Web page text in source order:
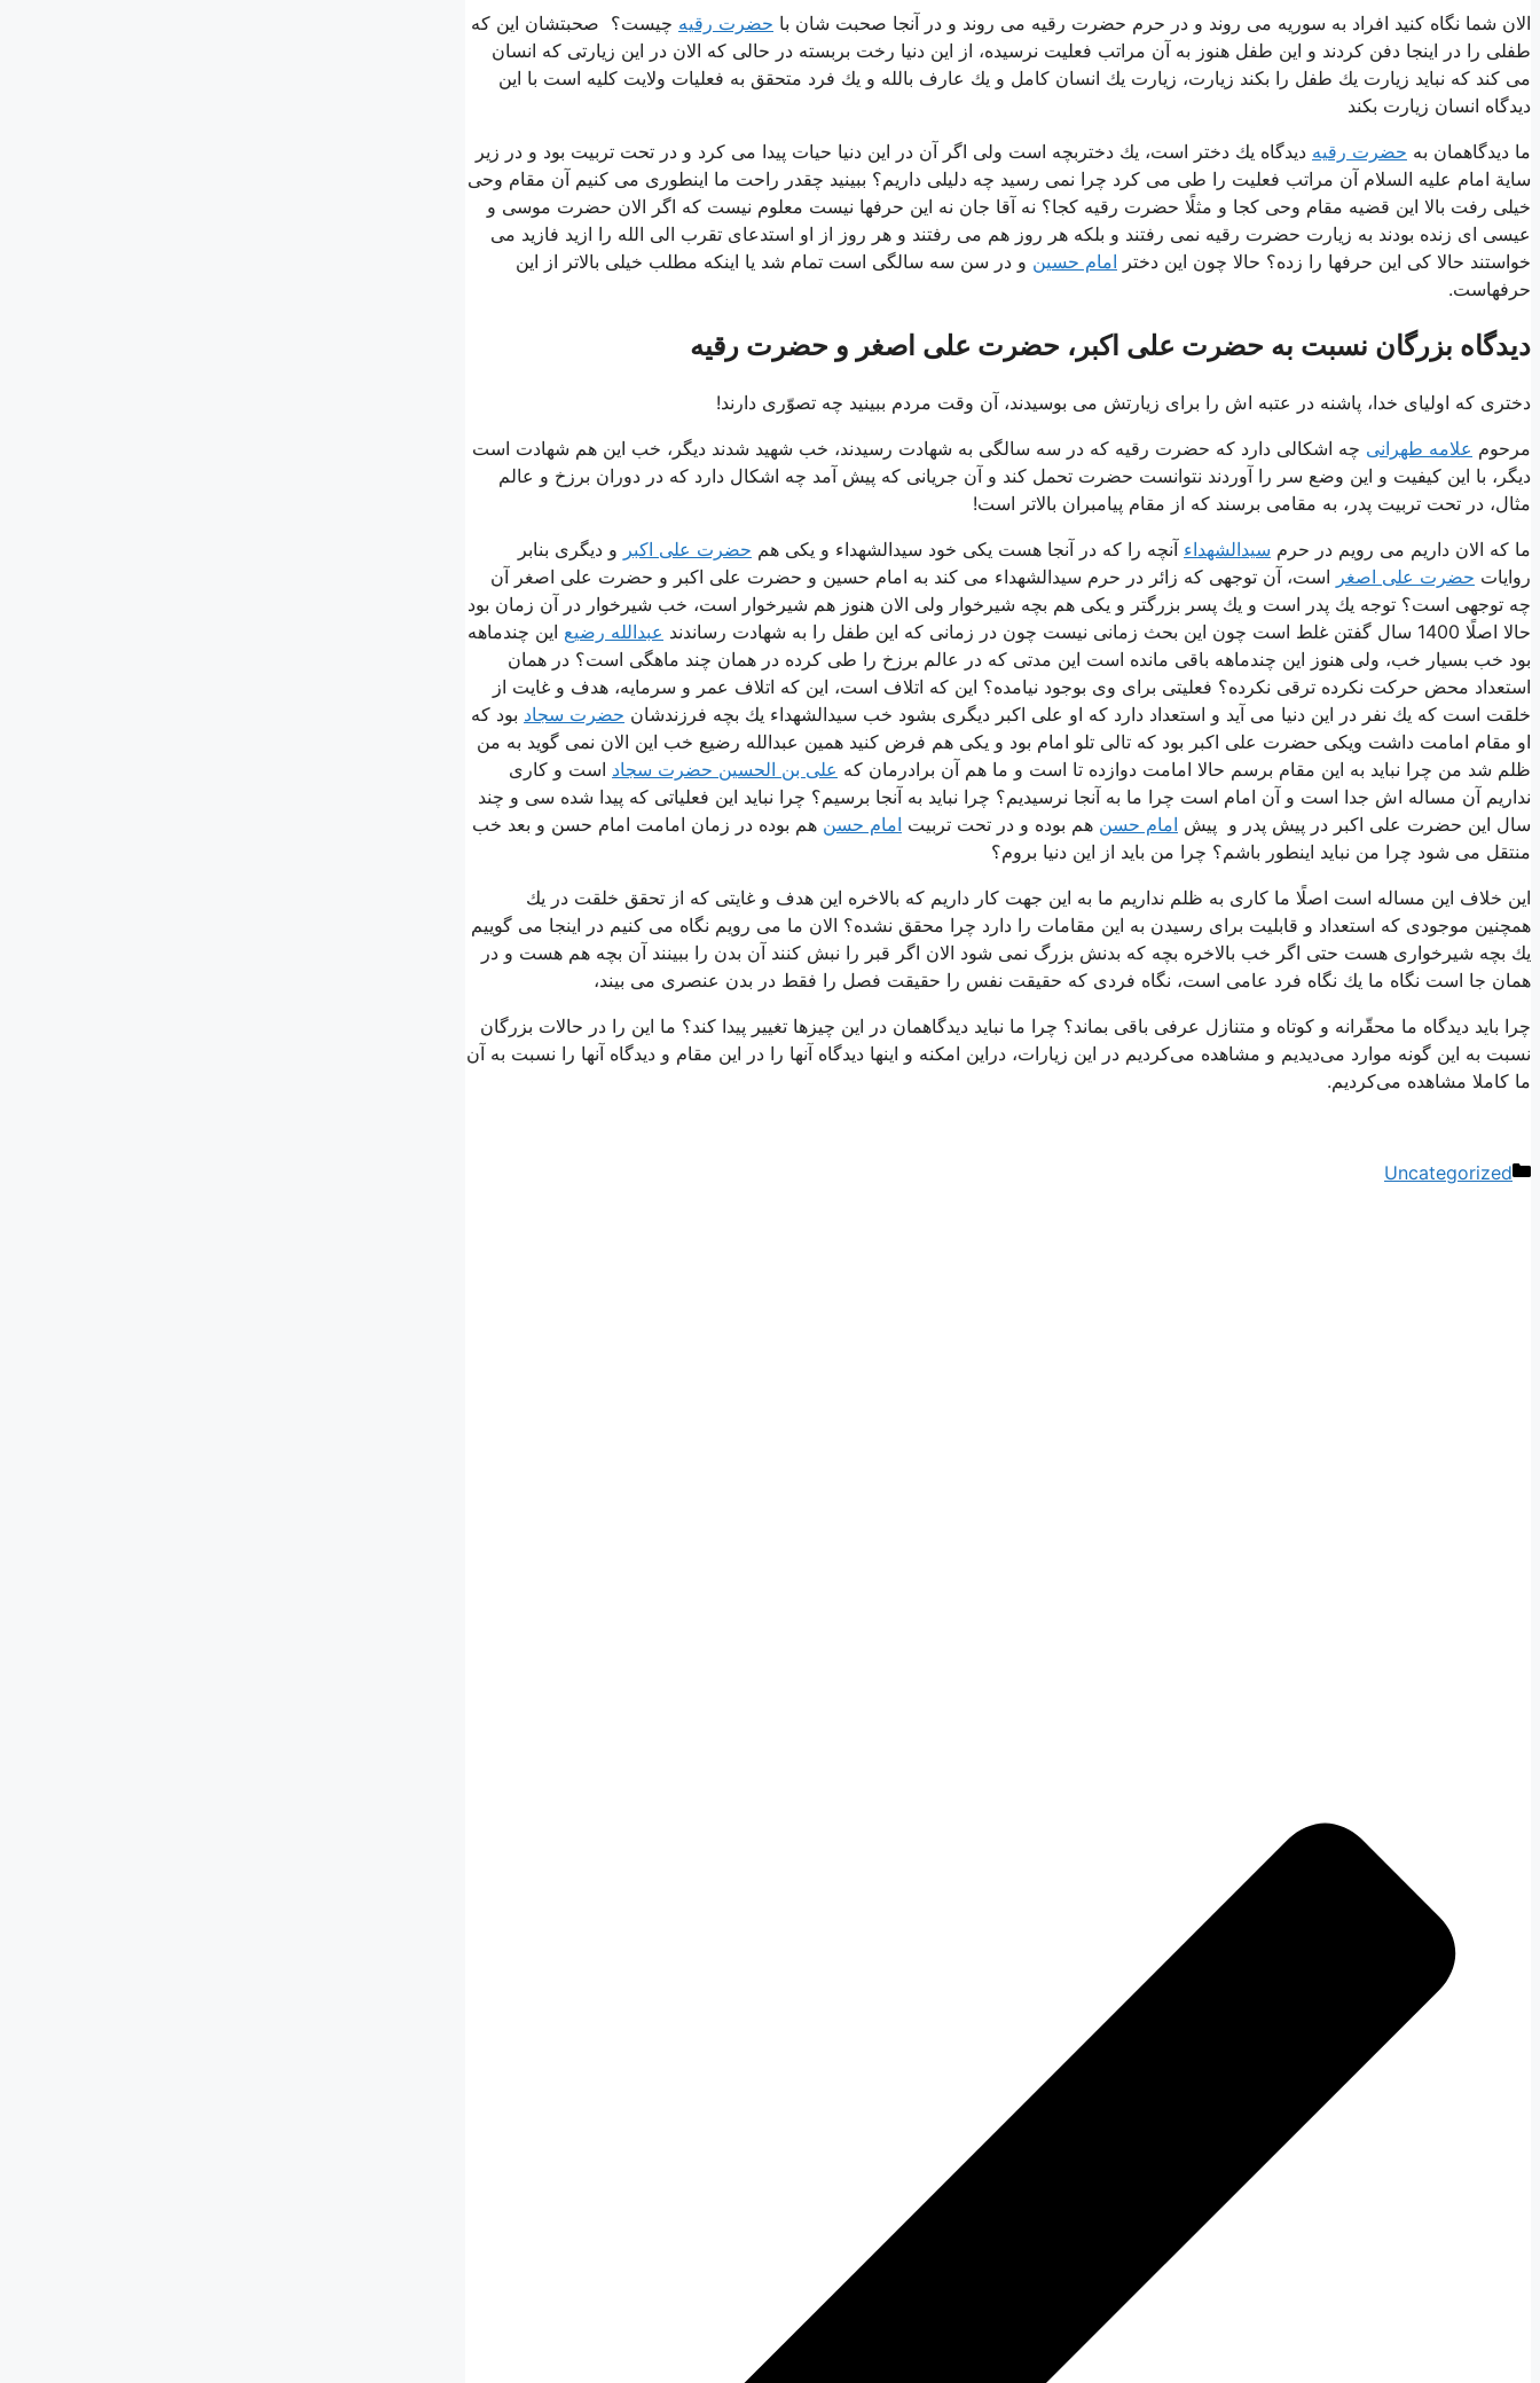
الان شما نگاه كنید افراد به سوریه می روند و در حرم حضرت رقیه می روند و در آنجا صحبت شان با حضرت رقیه چیست؟ صحبتشان این كه
طفلی را در اینجا دفن كردند و این طفل هنوز به آن مراتب فعلیت نرسیده، از این دنیا رخت بربسته در حالی كه الان در این زیارتی كه انسان
می كند كه نباید زیارت یك طفل را بكند زیارت، زیارت یك انسان كامل و یك عارف بالله و یك فرد متحقق به فعلیات ولایت كلیه است با این
دیدگاه انسان زیارت بكند
ما دیدگاهمان به حضرت رقیه دیدگاه یك دختر است، یك دختربچه است ولی اگر آن در این دنیا حیات پیدا می كرد و در تحت تربیت بود و در زیر
سایة امام علیه السلام آن مراتب فعلیت را طی می كرد چرا نمی رسید چه دلیلی داریم؟ ببینید چقدر راحت ما اینطوری می كنیم آن مقام وحی
خیلی رفت بالا این قضیه مقام وحی كجا و مثلًا حضرت رقیه كجا؟ نه آقا جان نه این حرفها نیست معلوم نیست كه اگر الان حضرت موسی و
عیسی ای زنده بودند به زیارت حضرت رقیه نمی رفتند و بلكه هر روز هم می رفتند و هر روز از او استدعای تقرب الی الله را ازید فازید می
خواستند حالا كی این حرفها را زده؟ حالا چون این دختر امام حسین و در سن سه سالگی است تمام شد یا اینكه مطلب خیلی بالاتر از این
حرفهاست.
دیدگاه بزرگان نسبت به حضرت علی اکبر، حضرت علی اصغر و حضرت رقیه
دختری كه اولیای خدا، پاشنه در عتبه اش را برای زیارتش می بوسیدند، آن وقت مردم ببینید چه تصوّری دارند!
مرحوم علامه طهرانی چه اشكالی دارد كه حضرت رقیه كه در سه سالگی به شهادت رسیدند، خب شهید شدند دیگر، خب این هم شهادت است
دیگر، با این كیفیت و این وضع سر را آوردند نتوانست حضرت تحمل كند و آن جریانی كه پیش آمد چه اشكال دارد كه در دوران برزخ و عالم
مثال، در تحت تربیت پدر، به مقامی برسند كه از مقام پیامبران بالاتر است!
ما كه الان داریم می رویم در حرم سیدالشهداء آنچه را كه در آنجا هست یكی خود سیدالشهداء و یكی هم حضرت علی اكبر و دیگری بنابر
روایات حضرت علی اصغر است، آن توجهی كه زائر در حرم سیدالشهداء می كند به امام حسین و حضرت علی اكبر و حضرت علی اصغر آن
چه توجهی است؟ توجه یك پدر است و یك پسر بزرگتر و یكی هم بچه شیرخوار ولی الان هنوز هم شیرخوار است، خب شیرخوار در آن زمان بود
حالا اصلًا 1400 سال گفتن غلط است چون این بحث زمانی نیست چون در زمانی كه این طفل را به شهادت رساندند
عبدالله رضیع این چندماهه
بود خب بسیار خب، ولی هنوز این چندماهه باقی مانده است این مدتی كه در عالم برزخ را طی كرده در همان چند ماهگی است؟ در همان
استعداد محض حركت نكرده ترقی نكرده؟ فعلیتی برای وی بوجود نیامده؟ این كه اتلاف است، این كه اتلاف عمر و سرمایه، هدف و غایت از
خلقت است كه یك نفر در این دنیا می آید و استعداد دارد كه او علی اكبر دیگری بشود خب سیدالشهداء یك بچه فرزندشان حضرت سجاد بود كه
او مقام امامت داشت ویكی حضرت علی اكبر بود كه تالی تلو امام بود و یكی هم فرض كنید همین عبدالله رضیع خب این الان نمی گوید به من
ظلم شد من چرا نباید به این مقام برسم حالا امامت دوازده تا است و ما هم آن برادرمان كه علی بن الحسین حضرت سجاد است و كاری
نداریم آن مساله اش جدا است و آن امام است چرا ما به آنجا نرسیدیم؟ چرا نباید به آنجا برسیم؟ چرا نباید این فعلیاتی كه پیدا شده سی و چند
سال این حضرت علی اكبر در پیش پدر و پیش امام حسن هم بوده و در تحت تربیت امام حسن هم بوده در زمان امامت امام حسن و بعد خب
منتقل می شود چرا من نباید اینطور باشم؟ چرا من باید از این دنیا بروم؟
این خلاف این مساله است اصلًا ما كاری به ظلم نداریم ما به این جهت كار داریم كه بالاخره این هدف و غایتی كه از تحقق خلقت در یك
همچنین موجودی كه استعداد و قابلیت برای رسیدن به این مقامات را دارد چرا محقق نشده؟ الان ما می رویم نگاه می كنیم در اینجا می گوییم
یك بچه شیرخواری هست حتی اگر خب بالاخره بچه كه بدنش بزرگ نمی شود الان اگر قبر را نبش كنند آن بدن را ببینند آن بچه هم هست و در
همان جا است نگاه ما یك نگاه فرد عامی است، نگاه فردی كه حقیقت نفس را حقیقت فصل را فقط در بدن عنصری می بیند،
چرا باید دیدگاه ما محقّرانه و كوتاه و متنازل عرفی باقی بماند؟ چرا ما نباید دیدگاهمان در این چیزها تغییر پیدا كند؟ ما این را در حالات بزرگان
نسبت به این گونه موارد می‌دیدیم و مشاهده می‌كردیم در این زیارات، دراین امكنه و اینها دیدگاه آنها را در این مقام و دیدگاه آنها را نسبت به آن
ما كاملا مشاهده می‌كردیم.
دسته‌ها
Uncategorized